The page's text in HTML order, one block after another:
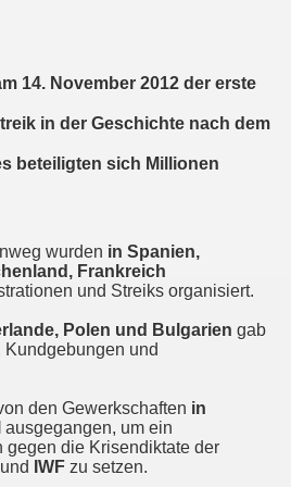
14. November 2012 der erste
in der Geschichte nach dem
beteiligten sich Millionen
wurden in Spanien,
Frankreich
und Streiks organisiert.
Polen und Bulgarien gab
und
den Gewerkschaften in
ausgegangen, um ein
die Krisendiktate der
und IWF zu setzen.
Sozialkahlschlag und
am 12.08.2024 - eine
ab 17.30 Uhr - am Platz
Montagsdemo-
um 17.30 Uhr auf dem
auf dem Heinrich-König-
zum Jahrestag